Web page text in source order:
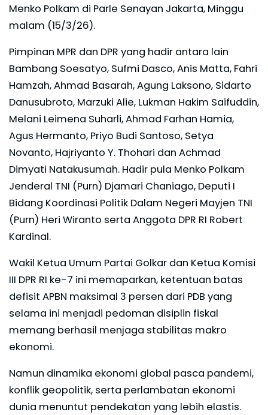
Menko Polkam di Parle Senayan Jakarta, Minggu
malam (15/3/26).
Pimpinan MPR dan DPR yang hadir antara lain
Bambang Soesatyo, Sufmi Dasco, Anis Matta, Fahri
Hamzah, Ahmad Basarah, Agung Laksono, Sidarto
Danusubroto, Marzuki Alie, Lukman Hakim Saifuddin,
Melani Leimena Suharli, Ahmad Farhan Hamia,
Agus Hermanto, Priyo Budi Santoso, Setya
Novanto, Hajriyanto Y. Thohari dan Achmad
Dimyati Natakusumah. Hadir pula Menko Polkam
Jenderal TNI (Purn) Djamari Chaniago, Deputi I
Bidang Koordinasi Politik Dalam Negeri Mayjen TNI
(Purn) Heri Wiranto serta Anggota DPR RI Robert
Kardinal.
Wakil Ketua Umum Partai Golkar dan Ketua Komisi
III DPR RI ke-7 ini memaparkan, ketentuan batas
defisit APBN maksimal 3 persen dari PDB yang
selama ini menjadi pedoman disiplin fiskal
memang berhasil menjaga stabilitas makro
ekonomi.
Namun dinamika ekonomi global pasca pandemi,
konflik geopolitik, serta perlambatan ekonomi
dunia menuntut pendekatan yang lebih elastis.